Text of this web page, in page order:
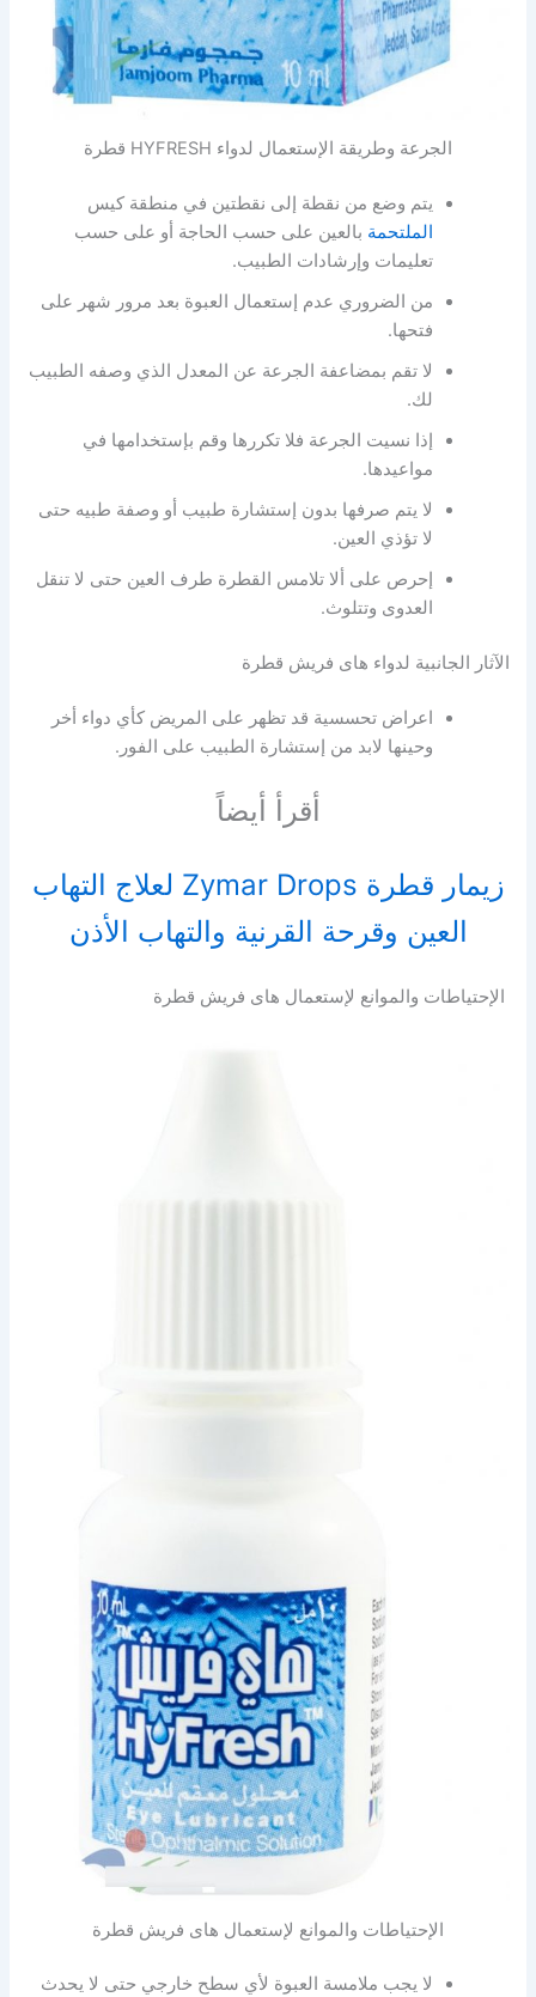
الجرعة وطريقة الإستعمال لدواء HYFRESH قطرة
يتم وضع من نقطة إلى نقطتين في منطقة كيس
الملتحمة بالعين على حسب الحاجة أو على حسب
تعليمات وإرشادات الطبيب.
من الضروري عدم إستعمال العبوة بعد مرور شهر على
فتحها.
لا تقم بمضاعفة الجرعة عن المعدل الذي وصفه الطبيب
لك.
إذا نسيت الجرعة فلا تكررها وقم بإستخدامها في
مواعيدها.
لا يتم صرفها بدون إستشارة طبيب أو وصفة طبيه حتى
لا تؤذي العين.
إحرص على ألا تلامس القطرة طرف العين حتى لا تنقل
العدوى وتتلوث.
الآثار الجانبية لدواء هاى فريش قطرة
اعراض تحسسية قد تظهر على المريض كأي دواء أخر
وحينها لابد من إستشارة الطبيب على الفور.
أقرأ أيضاً
زيمار قطرة Zymar Drops لعلاج التهاب
العين وقرحة القرنية والتهاب الأذن
الإحتياطات والموانع لإستعمال هاى فريش قطرة
الإحتياطات والموانع لإستعمال هاى فريش قطرة
لا يجب ملامسة العبوة لأي سطح خارجي حتى لا يحدث